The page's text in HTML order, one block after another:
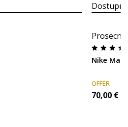
Nike
OFFER
70,00 €